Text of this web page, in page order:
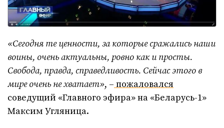
«Сегодня те ценности, за которые сражались наши
воины, очень актуальны, ровно как и просты.
Свобода, правда, справедливость. Сейчас этого в
мире очень не хватает», – пожаловался
соведущий «Главного эфира» на «Беларусь-1»
Максим Угляница.